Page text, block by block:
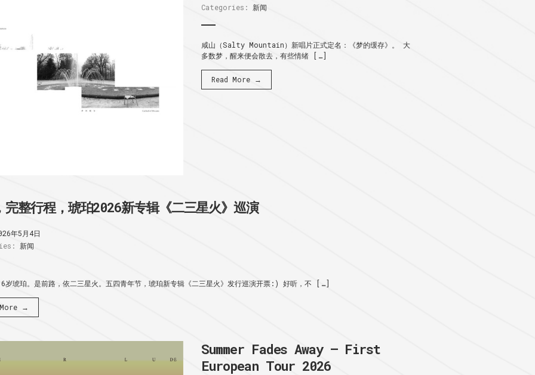
Categories:
新闻
咸山（Salty Mountain）新唱片正式定名：《梦的缓存》。 大
多数梦，醒来便会散去，有些情绪 […]
Read More →
完整行程，琥珀2026新专辑《二三星火》巡演
年5月4日
新闻
岁琥珀。是前路，依二三星火。五四青年节，琥珀新专辑《二三星火》发行巡演开票:) 好听，不 […]
→
Summer Fades Away – First
European Tour 2026